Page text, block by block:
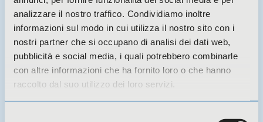
analizzare il nostro traffico. Condividiamo inoltre
informazioni sul modo in cui utilizza il nostro sito con i
nostri partner che si occupano di analisi dei dati web,
pubblicità e social media, i quali potrebbero combinarle
con altre informazioni che ha fornito loro o che hanno
raccolto dal suo utilizzo dei loro servizi.